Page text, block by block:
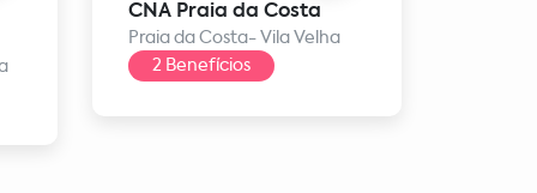
CNA Praia da Costa
Praia da Costa- Vila Velha
2 Benefícios